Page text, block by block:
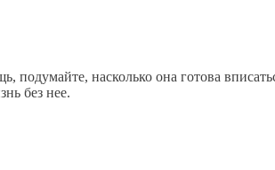
подумайте, насколько она готова
без нее.